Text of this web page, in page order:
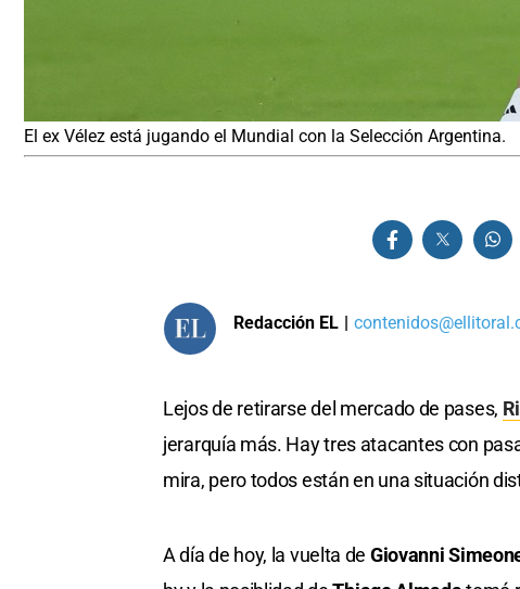
El ex Vélez está jugando el Mundial con la Selección Argentina.
Redacción EL |
Lejos de retirarse del mercado de pases,
jerarquía más. Hay tres atacantes con
mira, pero todos están en una situación
A día de hoy, la vuelta de Giovanni